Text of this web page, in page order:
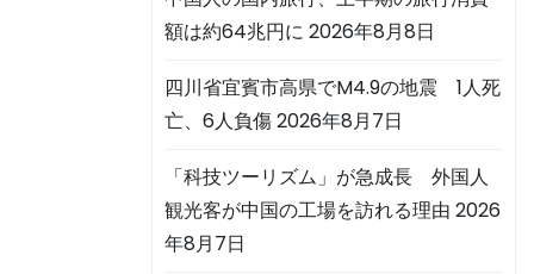
額は約64兆円に 2026年8月8日
四川省宜賓市高県でM4.9の地震 1人死
亡、6人負傷2026年8月7日
「科技ツーリズム」が急成長 外国人
観光客が中国の工場を訪れる理由 2026
年8月7日